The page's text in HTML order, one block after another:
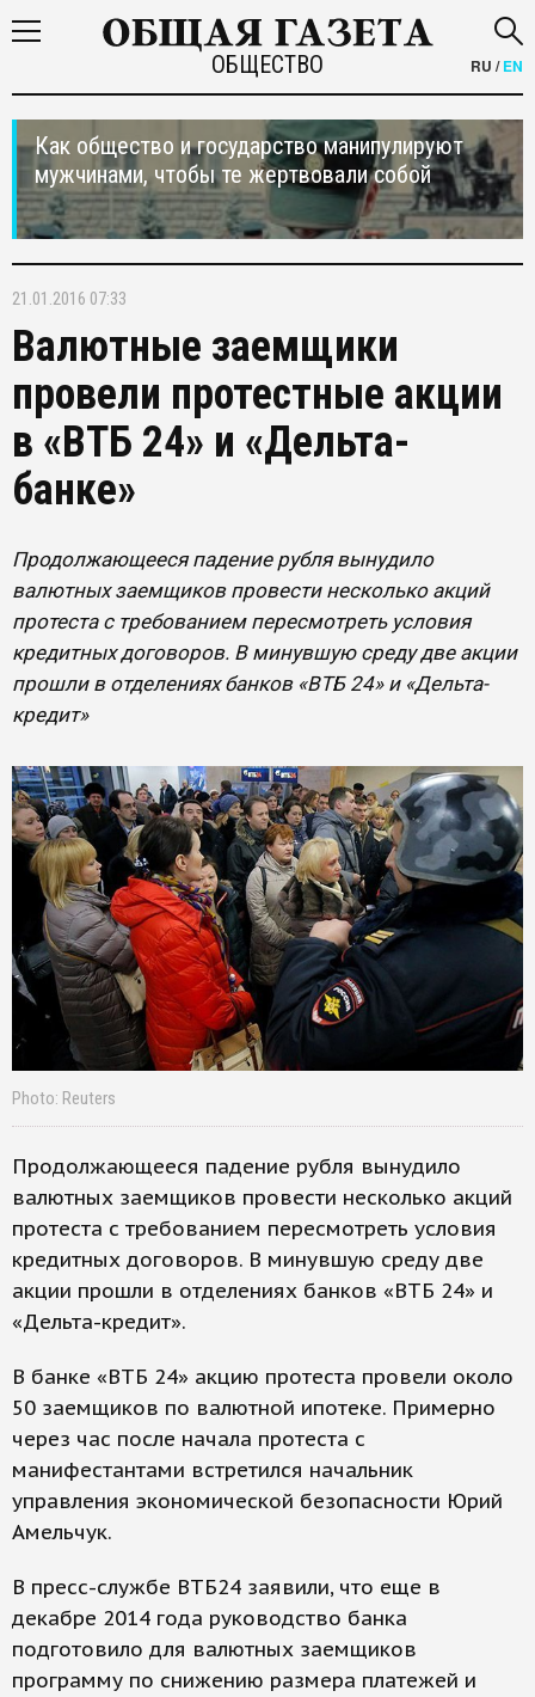
ОБЩЕСТВО RU /EN
Как общество и государство манипулируют
мужчинами, чтобы те жертвовали собой
21.01.2016 07:33
Валютные заемщики
провели протестные акции
в «ВТБ 24» и «Дельта-
банке»
Продолжающееся падение рубля вынудило
валютных заемщиков провести несколько акций
протеста с требованием пересмотреть условия
кредитных договоров. В минувшую среду две акции
прошли в отделениях банков «ВТБ 24» и «Дельта-
кредит»
Photo: Reuters
Продолжающееся падение рубля вынудило
валютных заемщиков провести несколько акций
протеста с требованием пересмотреть условия
кредитных договоров. В минувшую среду две
акции прошли в отделениях банков «ВТБ 24» и
«Дельта-кредит».
В банке «ВТБ 24» акцию протеста провели около
50 заемщиков по валютной ипотеке. Примерно
через час после начала протеста с
манифестантами встретился начальник
управления экономической безопасности Юрий
Амельчук.
В пресс-службе ВТБ24 заявили, что еще в
декабре 2014 года руководство банка
подготовило для валютных заемщиков
программу по снижению размера платежей и